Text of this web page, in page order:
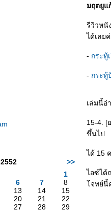
>>
1
6 7
8
13 14
15
20 21
22
27 28
29
มฤตยูแ
รีวิวหนั
ได้เลย
- กระทู้
- กระทู้
เล่มนี้อ่
15-4. [
ขึ้นไป
ได้ 15
ไอซ์ได้
จทย์นี้